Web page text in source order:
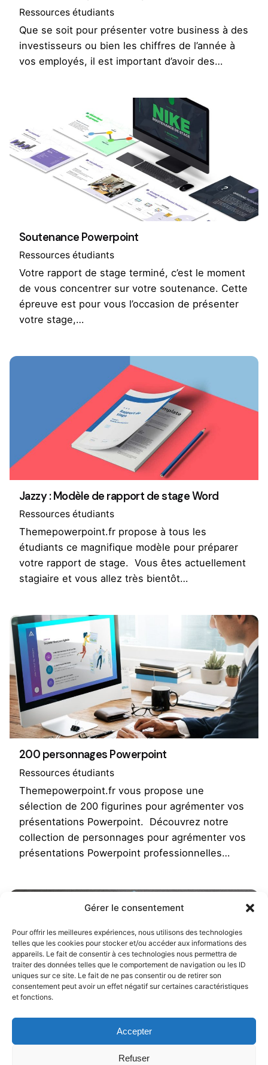
Gérer le consentement
Pour offrir les meilleures expériences, nous utilisons des technologies
telles que les cookies pour stocker et/ou accéder aux informations des
appareils. Le fait de consentir à ces technologies nous permettra de
traiter des données telles que le comportement de navigation ou les ID
uniques sur ce site. Le fait de ne pas consentir ou de retirer son
consentement peut avoir un effet négatif sur certaines caractéristiques
et fonctions.
Accepter
Refuser
Ressources étudiants
Que se soit pour présenter votre business à des
investisseurs ou bien les chiffres de l’année à
vos employés, il est important d’avoir des…
Soutenance Powerpoint
Ressources étudiants
Votre rapport de stage terminé, c’est le moment
de vous concentrer sur votre soutenance. Cette
épreuve est pour vous l’occasion de présenter
votre stage,…
Jazzy : Modèle de rapport de stage Word
Ressources étudiants
Themepowerpoint.fr propose à tous les
étudiants ce magnifique modèle pour préparer
votre rapport de stage. Vous êtes actuellement
stagiaire et vous allez très bientôt…
200 personnages Powerpoint
Ressources étudiants
Themepowerpoint.fr vous propose une
sélection de 200 figurines pour agrémenter vos
présentations Powerpoint. Découvrez notre
collection de personnages pour agrémenter vos
présentations Powerpoint professionnelles…
Cartes de visites – 9 modèles Word
Ressources étudiants